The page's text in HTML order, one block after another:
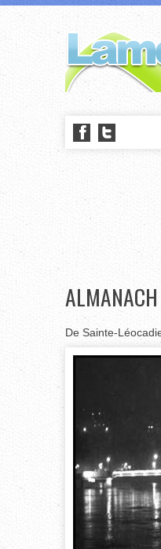
De Sainte-